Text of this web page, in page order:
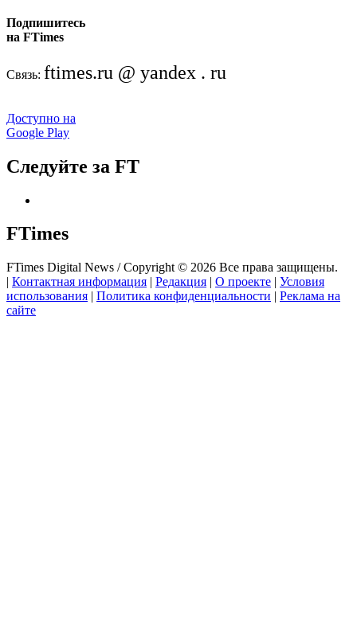
Подпишитесь
на FTimes
Связь: ftimes.ru @ yandex . ru
Доступно на
Google Play
Следуйте за FT
FTimes
FTimes Digital News / Copyright © 2026 Все права защищены.
| Контактная информация | Редакция | О проекте | Условия
использования | Политика конфиденциальности | Реклама на
сайте